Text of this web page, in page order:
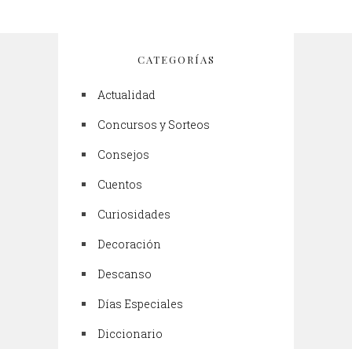
CATEGORÍAS
Actualidad
Concursos y Sorteos
Consejos
Cuentos
Curiosidades
Decoración
Descanso
Días Especiales
Diccionario